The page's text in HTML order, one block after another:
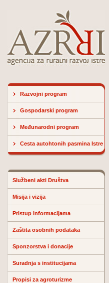
Razvojni program
Gospodarski program
Međunarodni program
Cesta autohtonih pasmina Istre
Službeni akti Društva
Misija i vizija
Pristup informacijama
Zaštita osobnih podataka
Sponzorstva i donacije
Suradnja s institucijama
Propisi za agroturizme